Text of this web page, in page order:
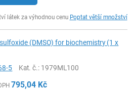
látek za výhodnou cenu Poptat větší množství
(DMSO) for biochemistry (1 x
5 Kat. č.: 1979ML100
795,04 Kč